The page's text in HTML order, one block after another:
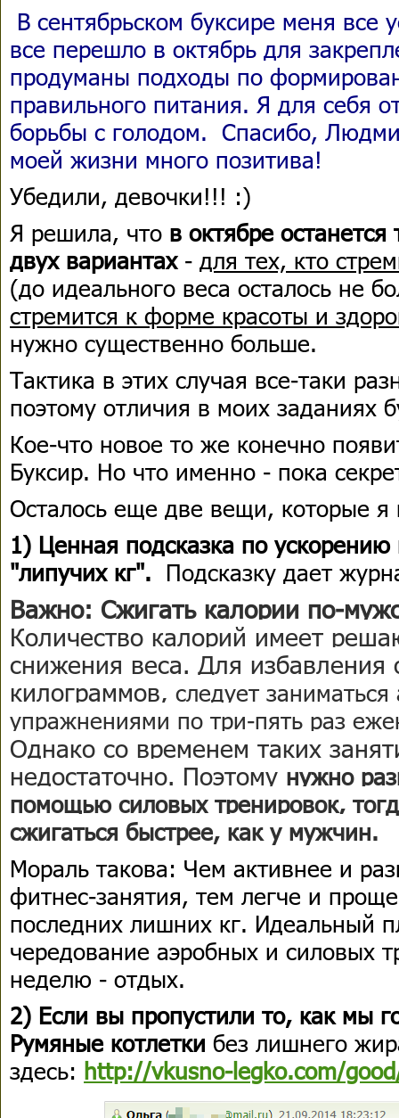
В сентябрьском буксире меня все
все перешло в октябрь для
продуманы подходы по
правильного питания. Я для себя
борьбы с голодом. Спасибо,
моей жизни много позитива!
Убедили, девочки!!! :)
Я решила, что в октябре
двух вариантах- для тех, кто
(до идеального веса осталось не
стремится к форме красоты и
нужно существенно больше.
Тактика в этих случая все-таки
поэтому отличия в моих заданиях
Кое-что новое то же конечно
Буксир. Но что именно - пока
Осталось еще две вещи, которые
1) Ценная подсказка по
"липучих кг". Подсказку дает
Важно: Сжигать калории по-
Количество калорий имеет
снижения веса. Для избавления
килограммов, следует
упражнениями по три-пять раз
Однако со временем таких
недостаточно. Поэтому нужно
помощью силовых тренировок,
сжигаться быстрее, как у мужчин.
Мораль такова: Чем активнее и
фитнес-занятия, тем легче и
последних лишних кг. Идеальный
чередование аэробных и силовых
неделю - отдых.
2) Если вы пропустили то, как мы
Румяные котлетки без лишнего
здесь: http://vkusno-legko.com/